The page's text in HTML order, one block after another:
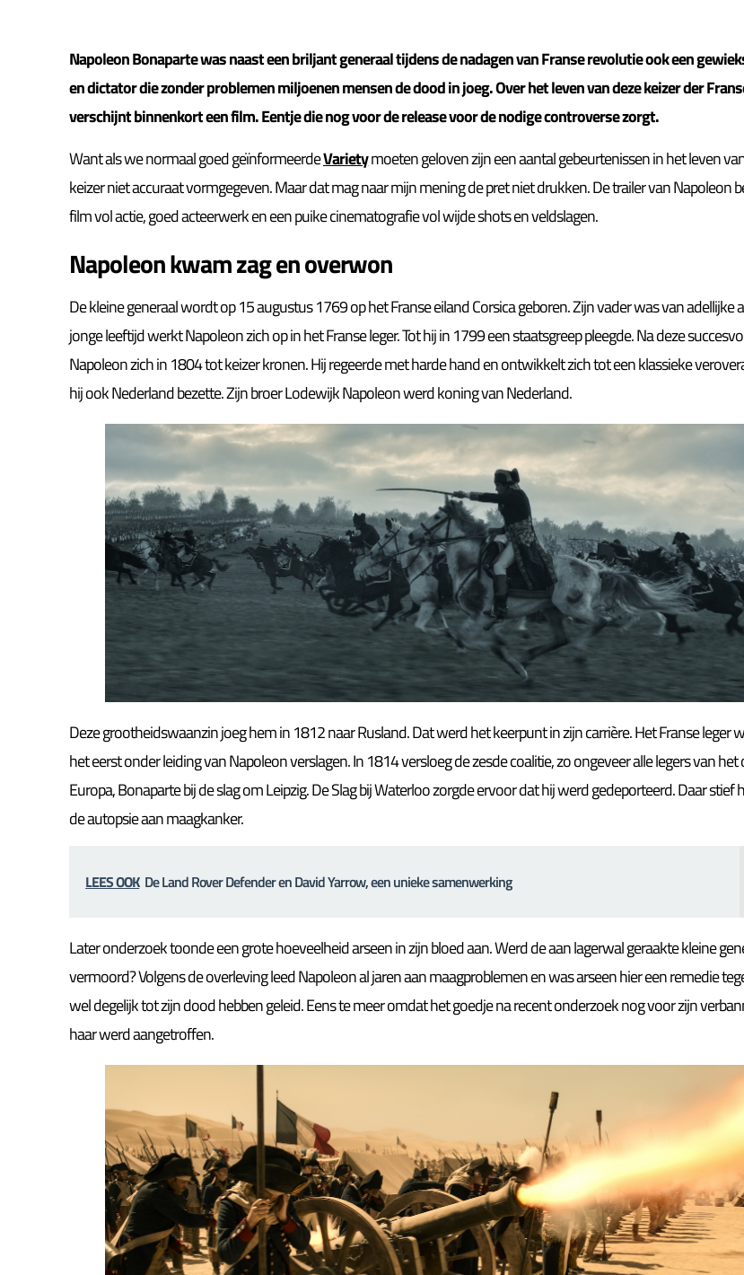
Napoleon Bonaparte was naast een briljant generaal tijdens de nadagen van Franse revolutie ook een
en dictator die zonder problemen miljoenen mensen de dood in joeg. Over het leven van deze keizer der
verschijnt binnenkort een film. Eentje die nog voor de release voor de nodige controverse zorgt.
Want als we normaal goed geïnformeerdeVarietymoeten geloven zijn een aantal gebeurtenissen in het leven
keizer niet accuraat vormgegeven. Maar dat mag naar mijn mening de pret niet drukken. De trailer van Napoleon
film vol actie, goed acteerwerk en een puike cinematografie vol wijde shots en veldslagen.
Napoleon kwam zag en overwon
De kleine generaal wordt op 15 augustus 1769 op het Franse eiland Corsica geboren. Zijn vader was van adellijke
jonge leeftijd werkt Napoleon zich op in het Franse leger. Tot hij in 1799 een staatsgreep pleegde. Na deze
Napoleon zich in 1804 tot keizer kronen. Hij regeerde met harde hand en ontwikkelt zich tot een klassieke
hij ook Nederland bezette. Zijn broer Lodewijk Napoleon werd koning van Nederland.
Deze grootheidswaanzin joeg hem in 1812 naar Rusland. Dat werd het keerpunt in zijn carrière. Het Franse leger
het eerst onder leiding van Napoleon verslagen. In 1814 versloeg de zesde coalitie, zo ongeveer alle legers van
Europa, Bonaparte bij de slag om Leipzig. De Slag bij Waterloo zorgde ervoor dat hij werd gedeporteerd. Daar stief
de autopsie aan maagkanker.
LEES OOK De Land Rover Defender en David Yarrow, een unieke samenwerking
Later onderzoek toonde een grote hoeveelheid arseen in zijn bloed aan. Werd de aan lagerwal geraakte kleine
vermoord? Volgens de overleving leed Napoleon al jaren aan maagproblemen en was arseen hier een remedie
wel degelijk tot zijn dood hebben geleid. Eens te meer omdat het goedje na recent onderzoek nog voor zijn
haar werd aangetroffen.